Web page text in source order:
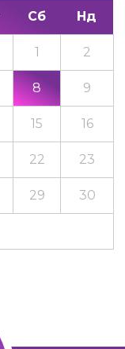
Сб Нд
1 2
8 9
15 16
22 23
29 30